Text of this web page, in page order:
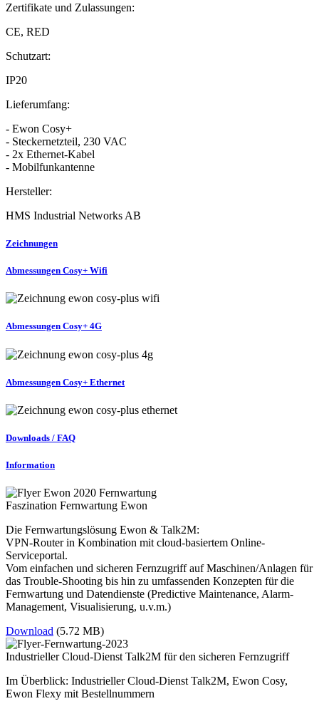
Zertifikate und Zulassungen:
CE, RED
Schutzart:
IP20
Lieferumfang:
- Ewon Cosy+
- Steckernetzteil, 230 VAC
- 2x Ethernet-Kabel
- Mobilfunkantenne
Hersteller:
HMS Industrial Networks AB
Zeichnungen
Abmessungen Cosy+ Wifi
Abmessungen Cosy+ 4G
Abmessungen Cosy+ Ethernet
Downloads / FAQ
Information
Faszination Fernwartung Ewon
Die Fernwartungslösung Ewon & Talk2M:
VPN-Router in Kombination mit cloud-basiertem Online-
Serviceportal.
Vom einfachen und sicheren Fernzugriff auf Maschinen/Anlagen für
das Trouble-Shooting bis hin zu umfassenden Konzepten für die
Fernwartung und Datendienste (Predictive Maintenance, Alarm-
Management, Visualisierung, u.v.m.)
Download (5.72 MB)
Industrieller Cloud-Dienst Talk2M für den sicheren Fernzugriff
Im Überblick: Industrieller Cloud-Dienst Talk2M, Ewon Cosy,
Ewon Flexy mit Bestellnummern